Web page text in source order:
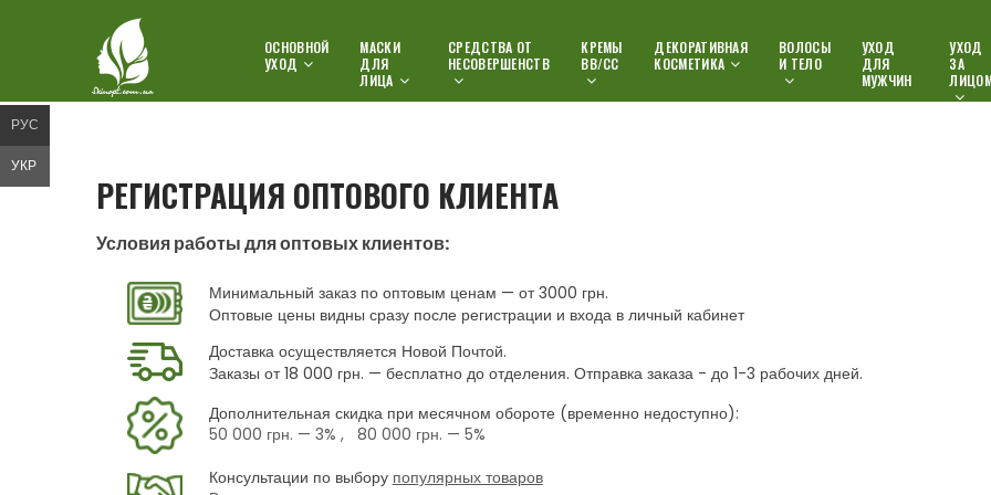
ОСНОВНОЙ
УХОД
МАСКИ
ДЛЯ
ЛИЦА
СРЕДСТВА ОТ
НЕСОВЕРШЕНСТВ
КРЕМЫ
ВВ/СС
ДЕКОРАТИВНАЯ
КОСМЕТИКА
ВОЛОСЫ
И ТЕЛО
УХОД
ДЛЯ
МУЖЧИН
УХОД
ЗА
РЕГИСТРАЦИЯ ОПТОВОГО КЛИЕНТА
Условия работы для оптовых клиентов:
Минимальный заказ по оптовым ценам — от 3000 грн.
Оптовые цены видны сразу после регистрации и входа в личный кабинет
Доставка осуществляется Новой Почтой.
Заказы от 18 000 грн. — бесплатно до отделения. Отправка заказа - до 1-3 рабочих дней.
Дополнительная скидка при месячном обороте (временно недоступно):
50 000 грн. — 3% , 80 000 грн. — 5%
Консультации по выбору популярных товаров
РУС
УКР